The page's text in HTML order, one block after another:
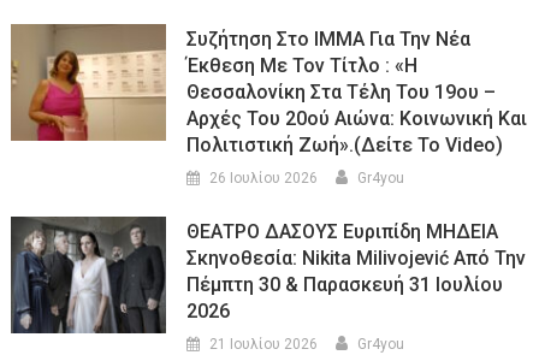
Συζήτηση Στο ΙΜΜΑ Για Την Νέα
Έκθεση Με Τον Τίτλο : «Η
Θεσσαλονίκη Στα Τέλη Του 19ου –
Αρχές Του 20ού Αιώνα: Κοινωνική Και
Πολιτιστική Ζωή».(Δείτε Το Video)
26 Ιουλίου 2026 Gr4you
ΘΕΑΤΡΟ ΔΑΣΟΥΣ Ευριπίδη ΜΗΔΕΙΑ
Σκηνοθεσία: Nikita Milivojević Από Την
Πέμπτη 30 & Παρασκευή 31 Ιουλίου
2026
21 Ιουλίου 2026 Gr4you